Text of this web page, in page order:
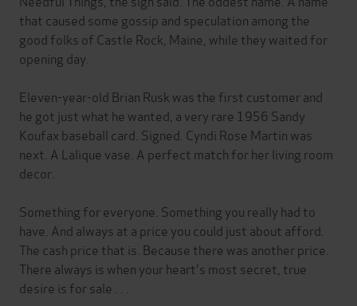
that caused some gossip and speculation among the
good folks of Castle Rock, Maine, while they waited for
opening day.
Eleven-year-old Brian Rusk was the first customer and
he got just what he wanted, a very rare 1956 Sandy
Koufax baseball card. Signed. Cyndi Rose Martin was
next. A Lalique vase. A perfect match for her living room
decor.
Something for everyone. Something you really had to
have. And always at a price you could just about afford.
The cash price that is. Because there was another price.
There always is when your heart's most secret, true
desire is for sale . . .